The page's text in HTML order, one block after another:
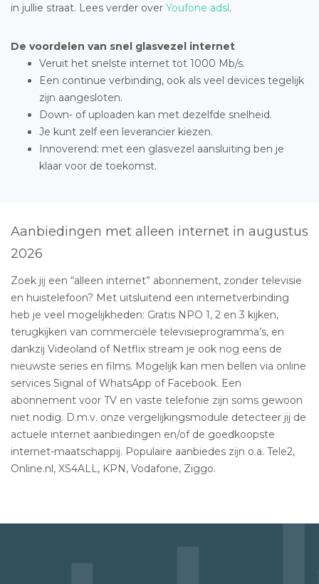
in jullie straat. Lees verder over Youfone adsl.
De voordelen van snel glasvezel internet
Veruit het snelste internet tot 1000 Mb/s.
Een continue verbinding, ook als veel devices tegelijk
zijn aangesloten.
Down- of uploaden kan met dezelfde snelheid.
Je kunt zelf een leverancier kiezen.
Innoverend: met een glasvezel aansluiting ben je
klaar voor de toekomst.
Aanbiedingen met alleen internet in augustus
2026
Zoek jij een “alleen internet” abonnement, zonder televisie
en huistelefoon? Met uitsluitend een internetverbinding
heb je veel mogelijkheden: Gratis NPO 1, 2 en 3 kijken,
terugkijken van commerciële televisieprogramma’s, en
dankzij Videoland of Netflix stream je ook nog eens de
nieuwste series en films. Mogelijk kan men bellen via online
services Signal of WhatsApp of Facebook. Een
abonnement voor TV en vaste telefonie zijn soms gewoon
niet nodig. D.m.v. onze vergelijkingsmodule detecteer jij de
actuele internet aanbiedingen en/of de goedkoopste
internet-maatschappij. Populaire aanbiedes zijn o.a. Tele2,
Online.nl, XS4ALL, KPN, Vodafone, Ziggo.